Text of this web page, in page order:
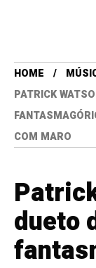
HOME
PATRICK
COM MARO
dueto